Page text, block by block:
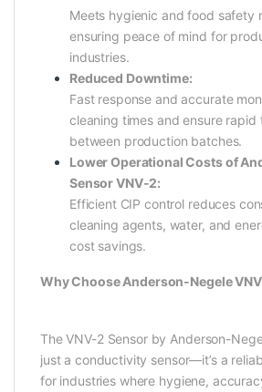
Meets hygienic and food safety
ensuring peace of mind for
industries.
Reduced Downtime:
Fast response and accurate
cleaning times and ensure rapid
between production batches.
Lower Operational Costs of
Sensor VNV-2:
Efficient CIP control reduces
cleaning agents, water, and
cost savings.
Why Choose Anderson-Negele
The VNV-2 Sensor by Anderson-
just a conductivity sensor—it’s a
for industries where hygiene,